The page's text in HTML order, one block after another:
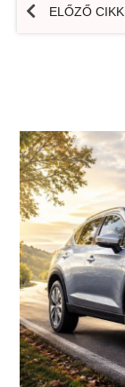
ELŐZŐ CIKK